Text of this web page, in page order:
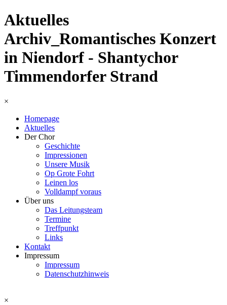
Aktuelles
Archiv_Romantisches Konzert
in Niendorf - Shantychor
Timmendorfer Strand
×
Homepage
Aktuelles
Der Chor
Geschichte
Impressionen
Unsere Musik
Op Grote Fohrt
Leinen los
Volldampf voraus
Über uns
Das Leitungsteam
Termine
Treffpunkt
Links
Kontakt
Impressum
Impressum
Datenschutzhinweis
×